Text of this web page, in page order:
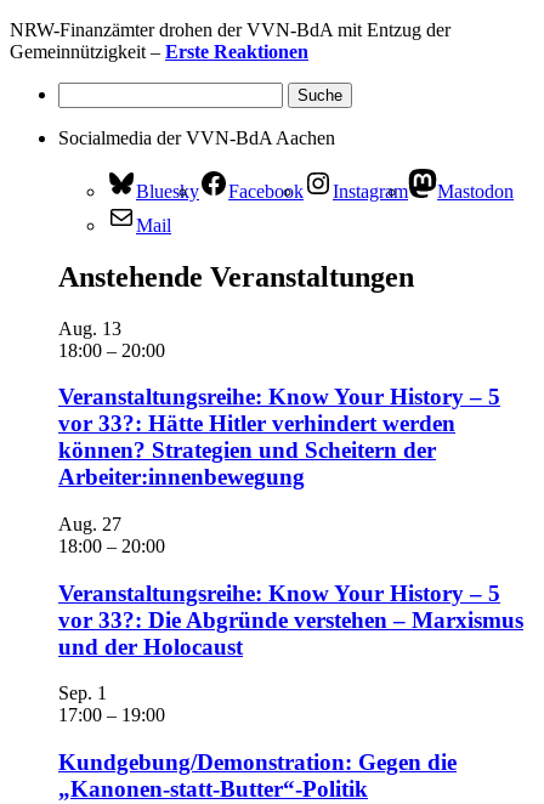
NRW-Finanzämter drohen der VVN-BdA mit Entzug der
Gemeinnützigkeit – Erste Reaktionen
Socialmedia der VVN-BdA Aachen
Bluesky Facebook Instagram
Mastodon
Mail
Anstehende Veranstaltungen
Aug. 13
18:00 – 20:00
Veranstaltungsreihe: Know Your History – 5
vor 33?: Hätte Hitler verhindert werden
können? Strategien und Scheitern der
Arbeiter:innenbewegung
Aug. 27
18:00 – 20:00
Veranstaltungsreihe: Know Your History – 5
vor 33?: Die Abgründe verstehen – Marxismus
und der Holocaust
Sep. 1
17:00 – 19:00
Kundgebung/Demonstration: Gegen die
„Kanonen-statt-Butter“-Politik